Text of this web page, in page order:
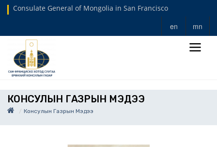
Consulate General of Mongolia in San Francisco
en mn
КОНСУЛЫН ГАЗРЫН МЭДЭЭ
Консулын Газрын Мэдээ